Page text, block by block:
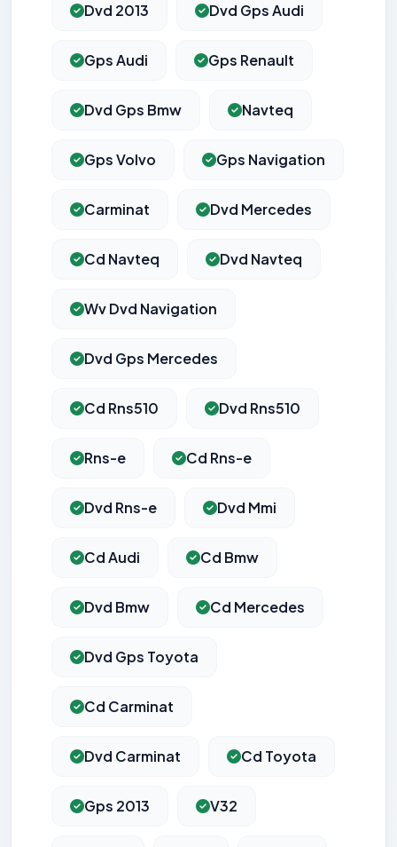
Dvd 2013 Dvd Gps Audi
Gps Audi Gps Renault
Dvd Gps Bmw Navteq
Gps Volvo Gps Navigation
Carminat Dvd Mercedes
Cd Navteq Dvd Navteq
Wv Dvd Navigation
Dvd Gps Mercedes
Cd Rns510 Dvd Rns510
Rns-e Cd Rns-e
Dvd Rns-e Dvd Mmi
Cd Audi Cd Bmw
Dvd Bmw Cd Mercedes
Dvd Gps Toyota
Cd Carminat
Dvd Carminat Cd Toyota
Gps 2013 V32